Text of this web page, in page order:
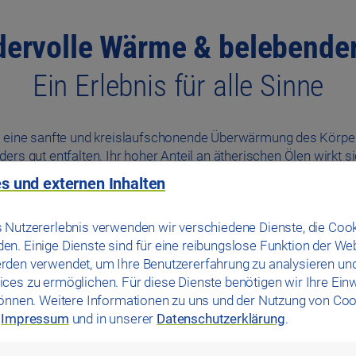
Wärme &
Ein Erlebnis für alle Sinne
sanfte und kreislaufschonende Überwärmung des
gut entfalten. Ihr hoher Anteil an ätherischen Ölen wirkt
der Körper fühlt sich wunderbar geborgen und
Qualität für Ihre
Bio-Heu von ungedüngten und unbeweideten Wiesen.
Die im Heu enthaltenen ätherischen Öle, Gerbstoffe,
und externen Inhalten
verwenden wir verschiedene Dienste, die
Einige Dienste sind für eine reibungslose Funktion der
verwendet, um Ihre Benutzererfahrung zu analysieren
zu ermöglichen. Für diese Dienste benötigen wir Ihre
Weitere Informationen zu uns und der Nutzung von
Impressum und in unserer Datenschutzerklärung.